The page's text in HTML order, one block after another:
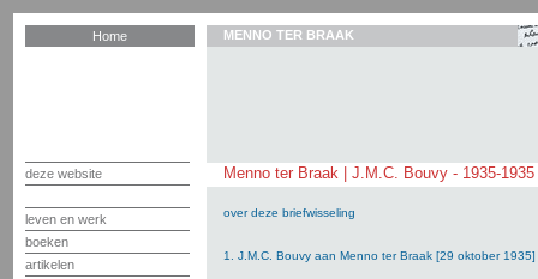
Home
deze website
leven en werk
boeken
artikelen
MENNO TER BRAAK
Menno ter Braak | J.M.C. Bouvy - 1935-1935
over deze briefwisseling
1. J.M.C. Bouvy aan Menno ter Braak [29 oktober 1935]